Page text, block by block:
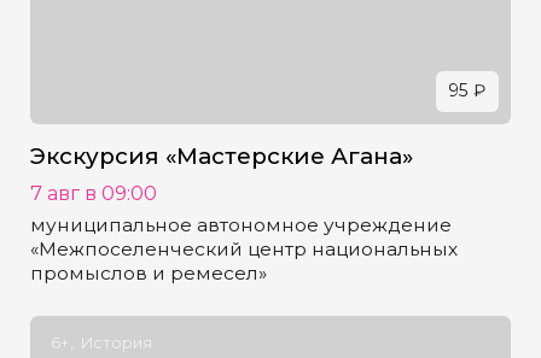
95 ₽
Экскурсия «Мастерские Агана»
7 авг в 09:00
муниципальное автономное учреждение
«Межпоселенческий центр национальных
промыслов и ремесел»
6+ История